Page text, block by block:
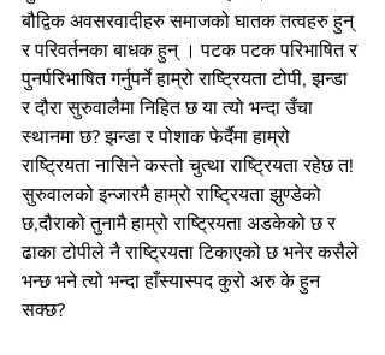
बौद्विक अवसरवादीहरु समाजको घातक तत्वहरु हुन्
र परिवर्तनका बाधक हुन् । पटक पटक परिभाषित र
पुनर्परिभाषित गर्नुपर्ने हाम्रो राष्ट्रियता टोपी, झन्डा
र दौरा सुरुवालैमा निहित छ या त्यो भन्दा उँचा
स्थानमा छ? झन्डा र पोशाक फेर्दैमा हाम्रो
राष्ट्रियता नासिने कस्तो चुत्था राष्ट्रियता रहेछ त!
सुरुवालको इन्जारमै हाम्रो राष्ट्रियता झुण्डेको
छ,दौराको तुनामै हाम्रो राष्ट्रियता अडकेको छ र
ढाका टोपीले नै राष्ट्रियता टिकाएको छ भनेर कसैले
भन्छ भने त्यो भन्दा हाँस्यास्पद कुरो अरु के हुन
सक्छ?